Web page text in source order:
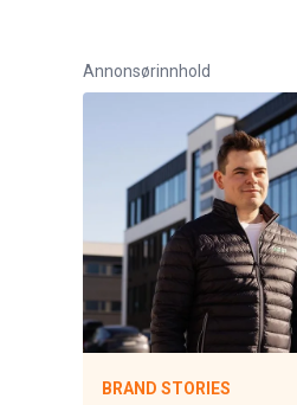
Annonsørinnhold
BRAND STORIES